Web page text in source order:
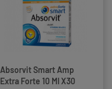
Absorvit Smart Amp
Extra Forte 10 Ml X30